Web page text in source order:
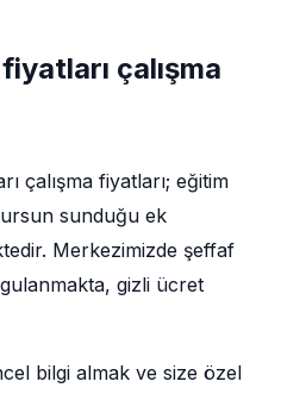
çalışma
çalışma fiyatları; eğitim
sunduğu ek
Merkezimizde şeffaf
gizli ücret
bilgi almak ve size özel